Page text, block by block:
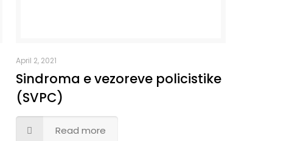
April 2, 2021
Sindroma e vezoreve policistike
(SVPC)
Read more